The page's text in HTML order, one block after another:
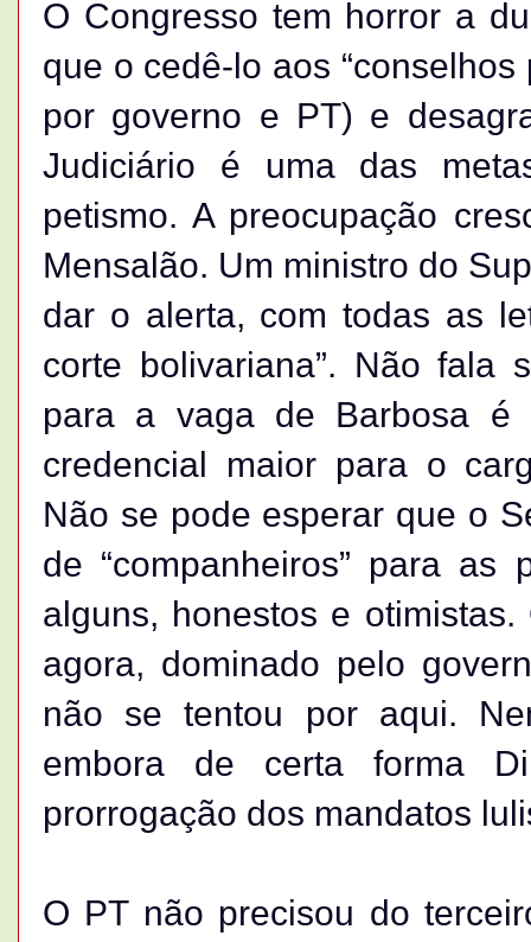
O Congresso tem horror a
que o cedê-lo aos
por governo e PT) e
Judiciário é uma das
petismo. A preocupação
Mensa­lão. Um ministro do
dar o alerta, com todas as
corte bolivariana”. Não fala
para a vaga de Barbosa é
credencial maior para o
Não se pode esperar que o
de “companheiros” para as
alguns, honestos e
agora, dominado pelo
não se tentou por aqui.
embora de certa forma
prorrogação dos mandatos
O PT não precisou do